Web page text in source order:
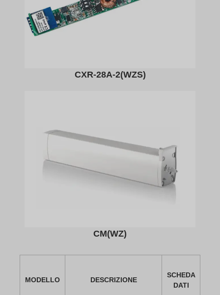
CXR-28A-2(WZS)
CM(WZ)
MODELLO DESCRIZIONE
SCHEDA
DATI